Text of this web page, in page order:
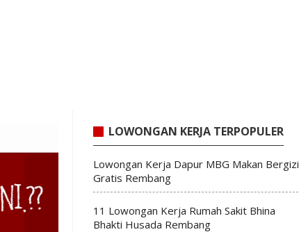
LOWONGAN KERJA TERPOPULER
Lowongan Kerja Dapur MBG Makan Bergizi
Gratis Rembang
11 Lowongan Kerja Rumah Sakit Bhina
Bhakti Husada Rembang